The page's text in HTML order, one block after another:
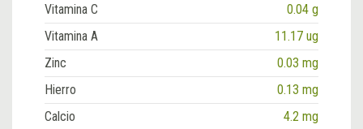
Vitamina C
0.04 g
Vitamina A
11.17 ug
Zinc
0.03 mg
Hierro
0.13 mg
Calcio
4.2 mg